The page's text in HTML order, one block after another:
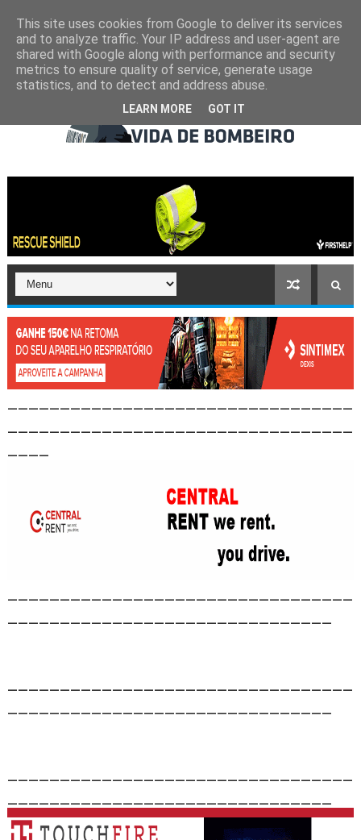
This site uses cookies from Google to deliver its services
and to analyze traffic. Your IP address and user-agent are
shared with Google along with performance and security
metrics to ensure quality of service, generate usage
statistics, and to detect and address abuse.
LEARN MORE GOT IT